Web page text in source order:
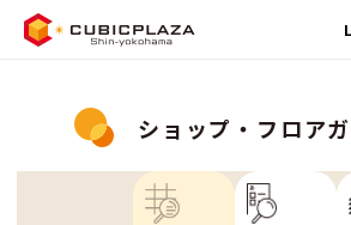
ショップ・フロア